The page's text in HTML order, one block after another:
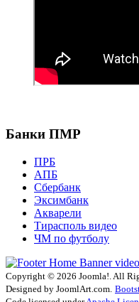
Банки ПМР
ПРБ
АПБ
Сбербанк
Эксимбанк
Акварели
Тирасполь видео
ЧМ по футболу
Copyright © 2026 Joomla!. All
Designed by JoomlArt.com.